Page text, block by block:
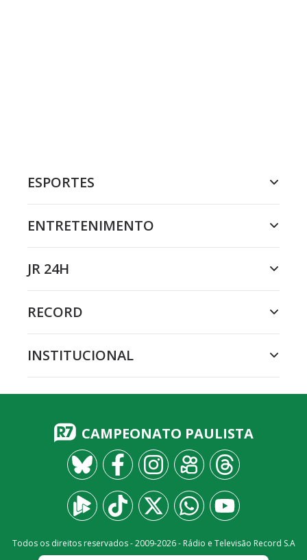
ESPORTES
ENTRETENIMENTO
JR 24H
RECORD
INSTITUCIONAL
CAMPEONATO PAULISTA
Todos os direitos reservados - 2009-2026- Rádio e Televisão Record S.A